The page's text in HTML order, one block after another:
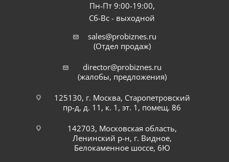
Пн-Пт 9:00-19:00,
Сб-Вс - выходной
sales@probiznes.ru
(Отдел продаж)
director@probiznes.ru
(жалобы, предложения)
125130, г. Москва, Старопетровский
пр-д, д. 11, к. 1, эт. 1, помещ. 86
142703, Московская область,
Ленинский р-н, г. Видное,
Белокаменное шоссе, 6Ю